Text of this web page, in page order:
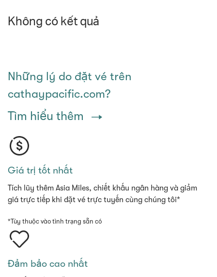
Không có kết quả
Những lý do đặt vé trên
cathaypacific.com?
Tìm hiểu thêm
Giá trị tốt nhất
Tích lũy thêm Asia Miles, chiết khấu ngân hàng và giảm
giá trực tiếp khi đặt vé trực tuyến cùng chúng tôi*
*Tùy thuộc vào tình trạng sẵn có
Đảm bảo cao nhất